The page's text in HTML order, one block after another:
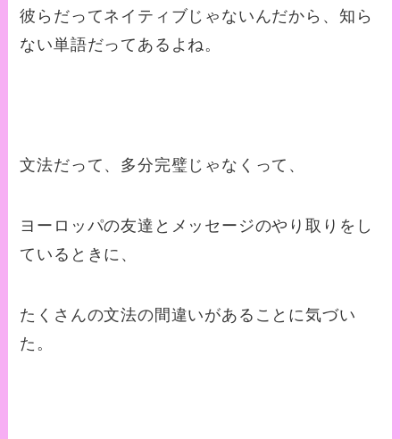
彼らだってネイティブじゃないんだから、知ら
ない単語だってあるよね。
文法だって、多分完璧じゃなくって、
ヨーロッパの友達とメッセージのやり取りをし
ているときに、
たくさんの文法の間違いがあることに気づい
た。